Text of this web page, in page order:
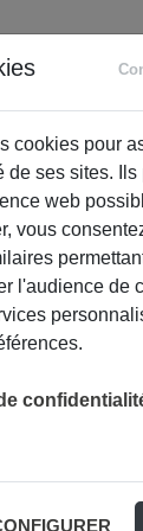
cookies pour
ses sites.
web
vous
l'audience de